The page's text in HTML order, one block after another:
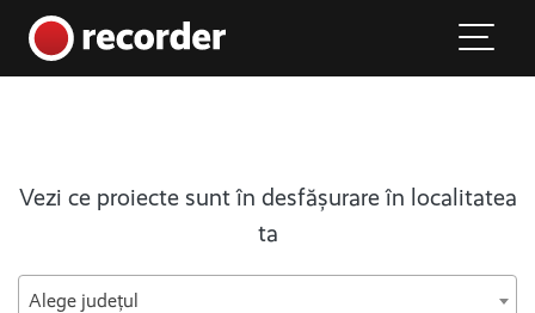
Main Navigation
Vezi ce proiecte sunt în desfășurare în localitatea
ta
Alege județul